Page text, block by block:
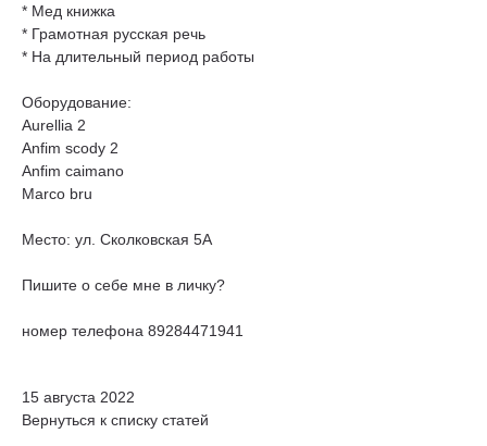
* Мед книжка
* Грамотная русская речь
* На длительный период работы
Оборудование:
Aurellia 2
Anfim scody 2
Anfim caimano
Marco bru
Место: ул. Сколковская 5А
Пишите о себе мне в личку?
номер телефона 89284471941
15 августа 2022
Вернуться к списку статей